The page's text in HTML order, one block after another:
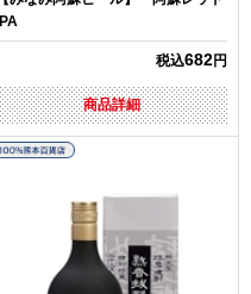
IPA
税込682円
商品詳細